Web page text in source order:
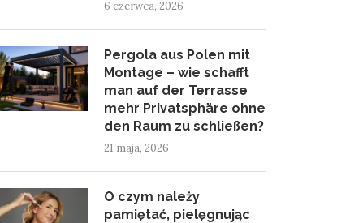
6 czerwca, 2026
Pergola aus Polen mit
Montage – wie schafft
man auf der Terrasse
mehr Privatsphäre ohne
den Raum zu schließen?
21 maja, 2026
O czym należy
pamiętać, pielęgnując